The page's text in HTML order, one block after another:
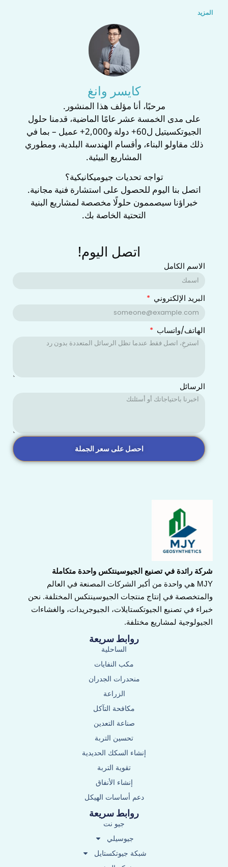
المزيد
كايسر وانغ
‌مرحبًا، أنا مؤلف هذا المنشور.‌
على مدى الخمسة عشر عامًا الماضية، قدمنا حلول
الجيوتكسيتيل ل‌60+ دولة‌ و‌2,000+ عميل‌ – بما في
ذلك مقاولو البناء، وأقسام الهندسة البلدية، ومطوري
المشاريع البيئية.
‌تواجه تحديات جيوميكانيكية؟‌
اتصل بنا اليوم للحصول على ‌استشارة فنية مجانية‌.
خبراؤنا سيصممون حلولًا مخصصة لمشاريع البنية
التحتية الخاصة بك.
اتصل اليوم!
الاسم الكامل
البريد الإلكتروني
الهاتف/واتساب
الرسائل
احصل على سعر الجملة
شركة رائدة في تصنيع الجيوسينتكس واحدة متكاملة
MJY هي واحدة من أكبر الشركات المصنعة في العالم
والمتخصصة في إنتاج منتجات الجيوسينتكس المختلفة. نحن
خبراء في تصنيع الجيوتكستايلات، الجيوجريدات، والغشاءات
الجيولوجية لمشاريع مختلفة.
روابط سريعة
جيو نت
جيوسيلي
شبكة جيوتكستايل
روابط سريعة
الساحلية
مكب النفايات
منحدرات الجدران
الزراعة
مكافحة التآكل
صناعة التعدين
تحسين التربة
إنشاء السكك الحديدية
تقوية التربة
إنشاء الأنفاق
دعم أساسات الهيكل